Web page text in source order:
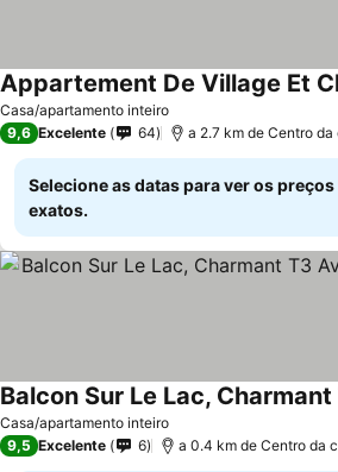
Casa/apartamento inteiro
Ver preços
9,6 Excelente 64 a 2.7 km de Centro da
Selecione as datas para ver os preços
exatos.
Casa/apartamento inteiro
Ver preços
9,5 Excelente 6 a 0.4 km de Centro da